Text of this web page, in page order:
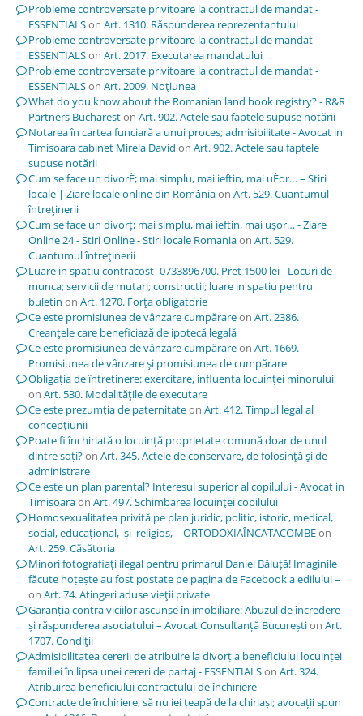
Probleme controversate privitoare la contractul de mandat -
ESSENTIALSon Art. 1310. Răspunderea reprezentantului
Probleme controversate privitoare la contractul de mandat -
ESSENTIALSon Art. 2017. Executarea mandatului
Probleme controversate privitoare la contractul de mandat -
ESSENTIALSon Art. 2009. Noţiunea
What do you know about the Romanian land book registry? - R&R
Partners Buchareston Art. 902. Actele sau faptele supuse notării
Notarea în cartea funciară a unui proces; admisibilitate - Avocat in
Timisoara cabinet Mirela David on Art. 902. Actele sau faptele
supuse notării
Cum se face un divorÈ; mai simplu, mai ieftin, mai uÈor… – Stiri
locale | Ziare locale online din Româniaon Art. 529. Cuantumul
întreţinerii
Cum se face un divorț; mai simplu, mai ieftin, mai ușor… - Ziare
Online 24 - Stiri Online - Stiri locale Romaniaon Art. 529.
Cuantumul întreţinerii
Luare in spatiu contracost -0733896700. Pret 1500 lei - Locuri de
munca; servicii de mutari; constructii; luare in spatiu pentru
buletin on Art. 1270. Forţa obligatorie
Ce este promisiunea de vânzare cumpărareon Art. 2386.
Creanţele care beneficiază de ipotecă legală
Ce este promisiunea de vânzare cumpărareon Art. 1669.
Promisiunea de vânzare şi promisiunea de cumpărare
Obligația de întreținere: exercitare, influența locuinței minorului
on Art. 530. Modalităţile de executare
Ce este prezumția de paternitateon Art. 412. Timpul legal al
concepţiunii
Poate fi închiriată o locuință proprietate comună doar de unul
dintre soți?on Art. 345. Actele de conservare, de folosinţă şi de
administrare
Ce este un plan parental? Interesul superior al copilului - Avocat in
Timisoaraon Art. 497. Schimbarea locuinţei copilului
Homosexualitatea privită pe plan juridic, politic, istoric, medical,
social, educațional, și religios, – ORTODOXIAÎNCATACOMBEon
Art. 259. Căsătoria
Minori fotografiați ilegal pentru primarul Daniel Băluță! Imaginile
făcute hoțește au fost postate pe pagina de Facebook a edilului –
on Art. 74. Atingeri aduse vieţii private
Garanția contra viciilor ascunse în imobiliare: Abuzul de încredere
și răspunderea asociatului – Avocat Consultanță Bucureștion Art.
1707. Condiţii
Admisibilitatea cererii de atribuire la divorț a beneficiului locuinței
familiei în lipsa unei cereri de partaj - ESSENTIALSon Art. 324.
Atribuirea beneficiului contractului de închiriere
Contracte de închiriere, să nu iei țeapă de la chiriași; avocații spun